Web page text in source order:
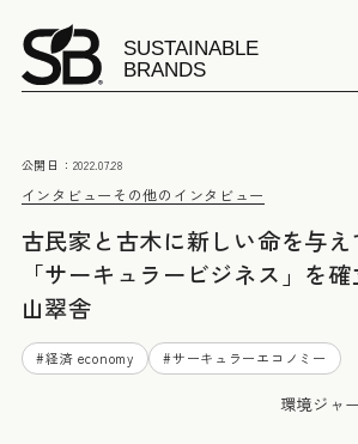
インタビュー その他のインタビュー
公開日： 2022.07.28
古民家と古木に新しい命を与え
「サーキュラービジネス」を
山翠舎
#経済 economy #サーキュラーエコノミー
環境ジャ